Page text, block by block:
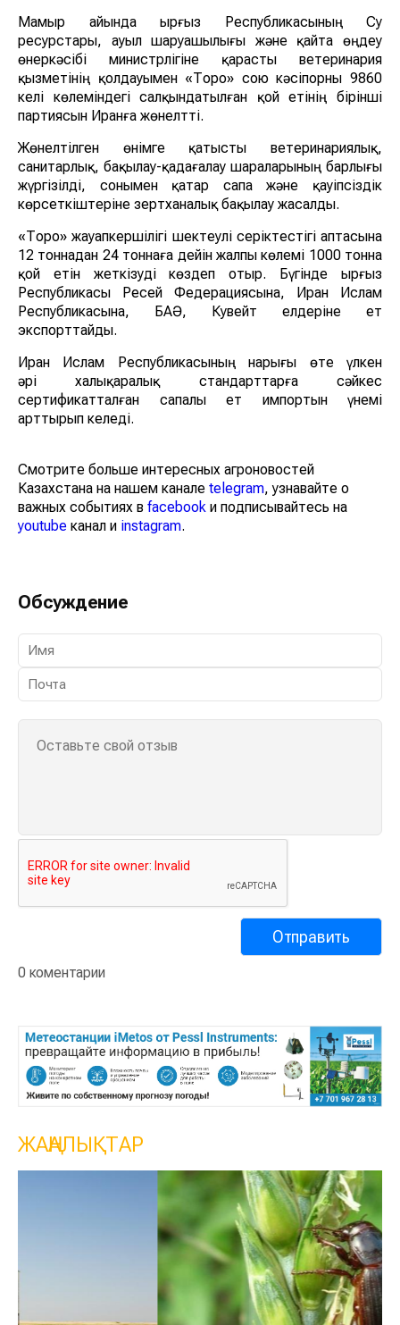
Мамыр айында Қырғыз Республикасының Су
ресурстары, ауыл шаруашылығы және қайта өңдеу
өнеркәсібі министрлігіне қарасты ветеринария
қызметінің қолдауымен «Торо» сою кәсіпорны 9860
келі көлеміндегі салқындатылған қой етінің бірінші
партиясын Иранға жөнелтті.
Жөнелтілген өнімге қатысты ветеринариялық,
санитарлық, бақылау-қадағалау шараларының барлығы
жүргізілді, сонымен қатар сапа және қауіпсіздік
көрсеткіштеріне зертханалық бақылау жасалды.
«Торо» жауапкершілігі шектеулі серіктестігі аптасына
12 тоннадан 24 тоннаға дейін жалпы көлемі 1000 тонна
қой етін жеткізуді көздеп отыр. Бүгінде Қырғыз
Республикасы Ресей Федерациясына, Иран Ислам
Республикасына, БАӘ, Кувейт елдеріне ет
экспорттайды.
Иран Ислам Республикасының нарығы өте үлкен
әрі халықаралық стандарттарға сәйкес
сертификатталған сапалы ет импортын үнемі
арттырып келеді.
Смотрите больше интересных агроновостей
Казахстана на нашем канале telegram, узнавайте о
важных событиях в facebook и подписывайтесь на
youtube канал и instagram.
Обсуждение
0 коментарии
ЖАҢАЛЫҚТАР